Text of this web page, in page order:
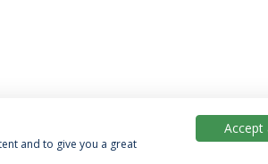
and to give you a great
Accept